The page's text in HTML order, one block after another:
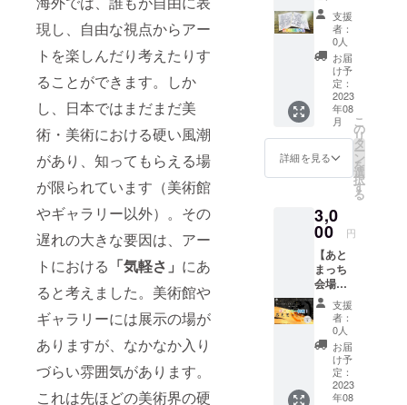
現し、自由な視点からアー
トを楽しんだり考えたりす
ることができます。しか
し、日本ではまだまだ美
術・美術における硬い風潮
があり、知ってもらえる場
が限られています（美術館
やギャラリー以外）。その
遅れの大きな要因は、アー
トにおける 「気軽さ」 にあ
ると考えました。美術館や
ギャラリーには展示の場が
ありますが、なかなか入り
づらい雰囲気があります。
これは先ほどの美術界の硬
なりま
す）
メッ
セージ
に関し
まして
はポス
トカー
ドと同
封して
お送り
す。 会
期終了
時に
メッ
セージ
とポス
トカー
ドを送
付させ
ていた
だきま
す！ ※
定員は
Plan！
お礼の
メッ
セージ
お手紙
と直筆
色紙原
画作品
１点】
お礼の
メッ
セージ
と黒木
よる直
筆色紙
原画作
品（135
㎜×120
㎜）を
１点ご
制作さ
せてい
ただき
ます！
会期終
了時に
メッ
支援
者：
0人
お届
け予
定：
2023
年08
月
詳細を見る
こ
の
リ
タ
ー
ン
を
選
択
す
る
3,0
00 円
【あと
まっち
会場様
Plan！
あと
まっち
内での
会場の
ご掲
載】 お
礼の
支援
者：
0人
お届
け予
定：
2023
年08